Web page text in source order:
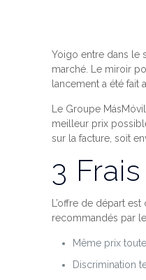
Yoigo entre dans le
marché. Le miroir
lancement a été fait
Le Groupe
meilleur prix
sur la facture, soit
3
L’offre de départ
recommandés par
Même prix
Discrimination